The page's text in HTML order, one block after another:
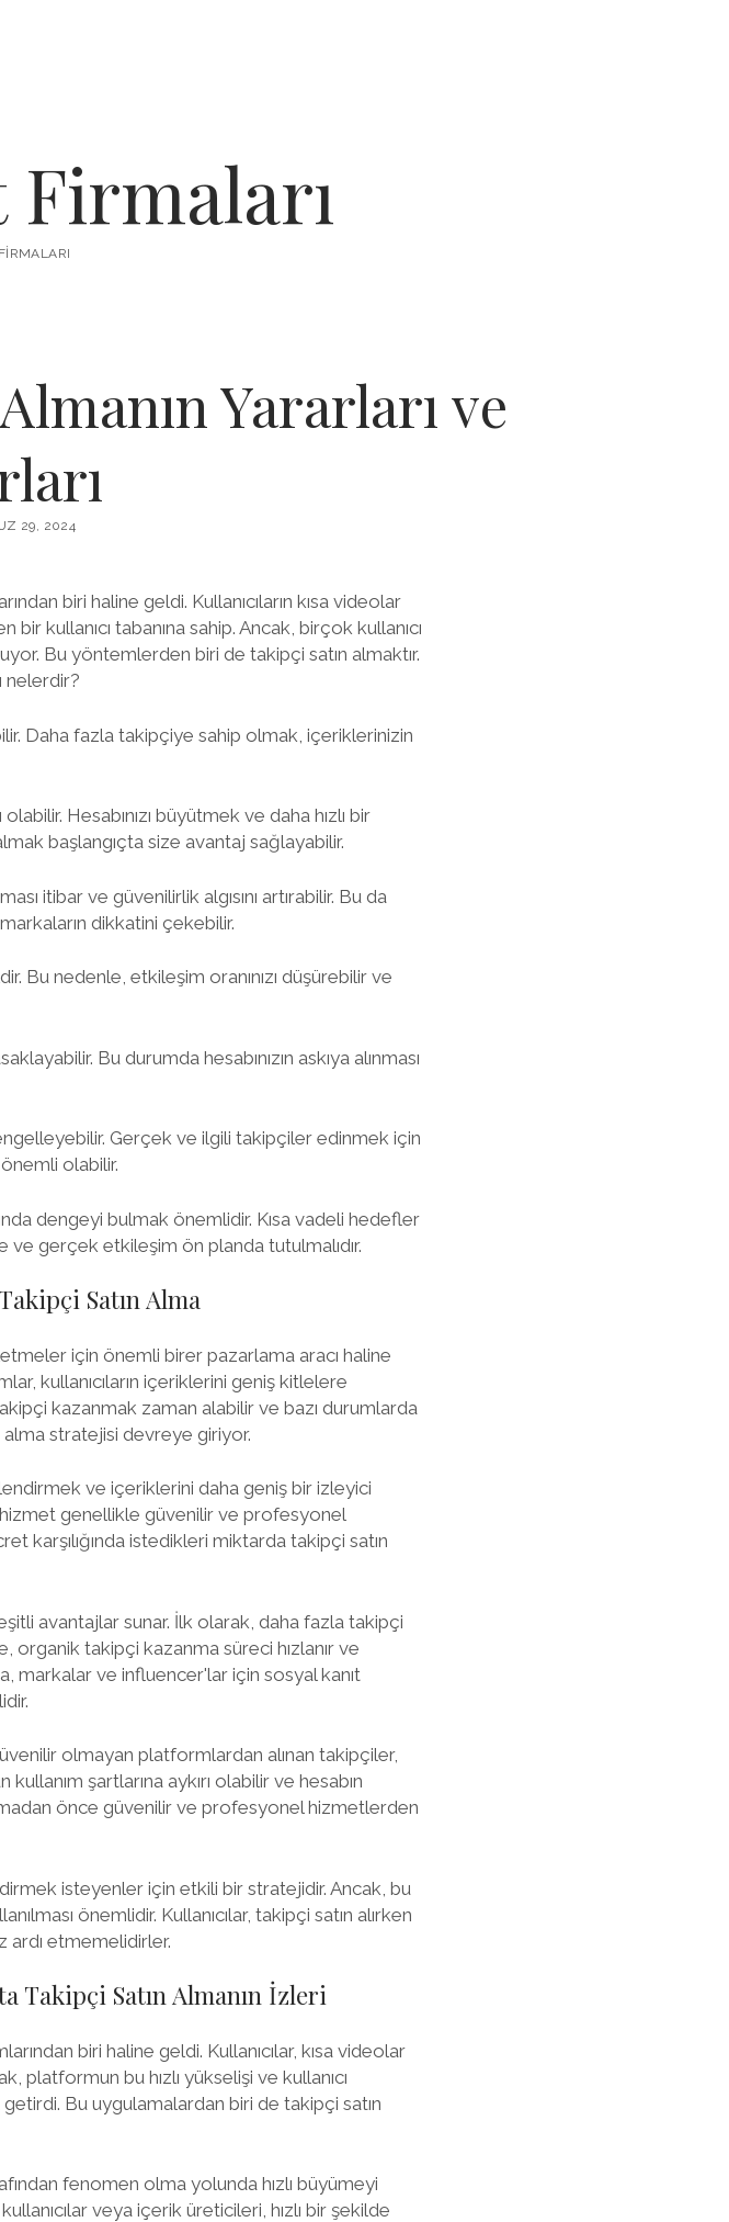
Firmaları
Yararları ve
29, 2024
biri haline geldi. Kullanıcıların kısa videolar
kullanıcı tabanına sahip. Ancak, birçok kullanıcı
Bu yöntemlerden biri de takipçi satın almaktır.
nelerdir?
Daha fazla takipçiye sahip olmak, içeriklerinizin
Hesabınızı büyütmek ve daha hızlı bir
başlangıçta size avantaj sağlayabilir.
itibar ve güvenilirlik algısını artırabilir. Bu da
dikkatini çekebilir.
Bu nedenle, etkileşim oranınızı düşürebilir ve
Bu durumda hesabınızın askıya alınması
Gerçek ve ilgili takipçiler edinmek için
olabilir.
dengeyi bulmak önemlidir. Kısa vadeli hedefler
gerçek etkileşim ön planda tutulmalıdır.
Satın Alma
için önemli birer pazarlama aracı haline
kullanıcıların içeriklerini geniş kitlelere
kazanmak zaman alabilir ve bazı durumlarda
stratejisi devreye giriyor.
ve içeriklerini daha geniş bir izleyici
genellikle güvenilir ve profesyonel
karşılığında istedikleri miktarda takipçi satın
avantajlar sunar. İlk olarak, daha fazla takipçi
takipçi kazanma süreci hızlanır ve
markalar ve influencer'lar için sosyal kanıt
olmayan platformlardan alınan takipçiler,
şartlarına aykırı olabilir ve hesabın
önce güvenilir ve profesyonel hizmetlerden
isteyenler için etkili bir stratejidir. Ancak, bu
önemlidir. Kullanıcılar, takipçi satın alırken
ardı etmemelidirler.
Takipçi Satın Almanın İzleri
biri haline geldi. Kullanıcılar, kısa videolar
platformun bu hızlı yükselişi ve kullanıcı
Bu uygulamalardan biri de takipçi satın
fenomen olma yolunda hızlı büyümeyi
veya içerik üreticileri, hızlı bir şekilde